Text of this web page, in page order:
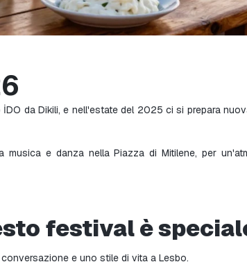
da Dikili, e nell'estate del 2025 ci si prepara
e danza nella Piazza di Mitilene, per
festival è
e uno stile di vita a Lesbo.